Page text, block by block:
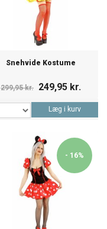
Snehvide Kostume
299,95 kr. 249,95 kr.
Læg i kurv
- 16%